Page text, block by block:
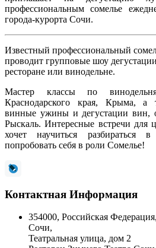
профессиональным сомелье
города-курорта Сочи.
Известный профессиональный
проводит групповые шоу
ресторане или винодельне.
Мастер классы по
Краснодарского края, Крыма, а
винные ужины и дегустации вин,
Рыскаль. Интересные встречи для
хочет научиться разбираться
попробовать себя в роли Сомелье!
Контактная Информация
354000, Российская Федерация,
Сочи,
Театральная улица, дом 2